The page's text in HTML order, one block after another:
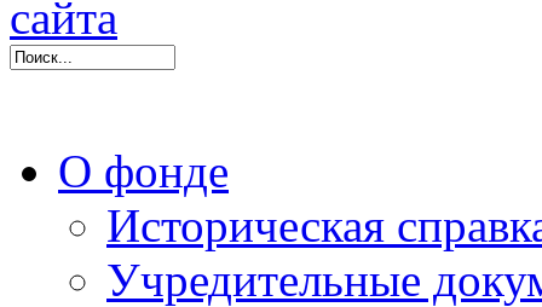
О фонде
Историческая
Учредительные